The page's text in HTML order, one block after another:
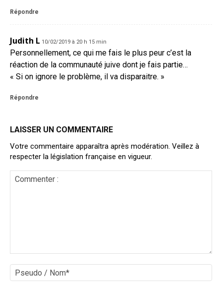
Répondre
Judith L 10/02/2019 à 20 h 15 min
Personnellement, ce qui me fais le plus peur c’est la
réaction de la communauté juive dont je fais partie…
« Si on ignore le problème, il va disparaitre. »
Répondre
LAISSER UN COMMENTAIRE
Votre commentaire apparaîtra après modération. Veillez à
respecter la législation française en vigueur.
/